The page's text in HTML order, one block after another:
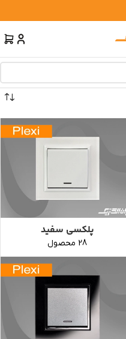
پلکسی سفید
28 محصول